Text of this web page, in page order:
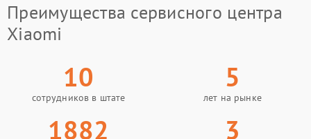
Преимущества сервисного центра
Xiaomi
10
сотрудников в штате
5
лет на рынке
1882 3